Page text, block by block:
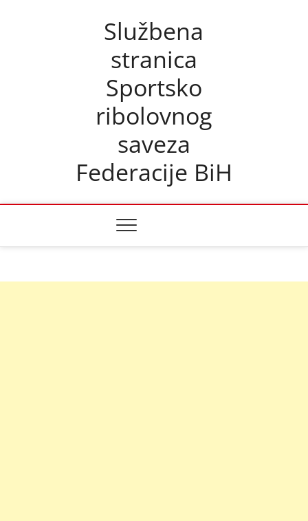
Službena
stranica
Sportsko
ribolovnog
saveza
Federacije BiH